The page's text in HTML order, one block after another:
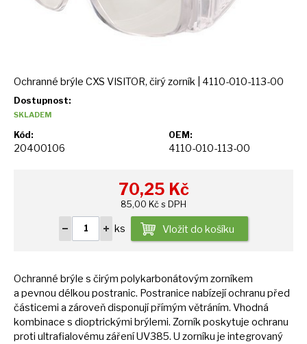
Ochranné brýle CXS VISITOR, čirý zorník | 4110-010-113-00
Dostupnost:
SKLADEM
Kód:
20400106
OEM:
4110-010-113-00
70,25 Kč
85,00 Kč s DPH
ks Vložit do košíku
Ochranné brýle s čirým polykarbonátovým zorníkem
a pevnou délkou postranic. Postranice nabízejí ochranu před
částicemi a zároveň disponují přímým větráním. Vhodná
kombinace s dioptrickými brýlemi. Zorník poskytuje ochranu
proti ultrafialovému záření UV385. U zorníku je integrovaný